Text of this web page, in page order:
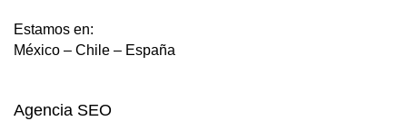
Estamos en:
México – Chile – España
Agencia SEO